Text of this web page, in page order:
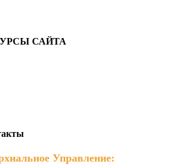
САЙТА
Управление: